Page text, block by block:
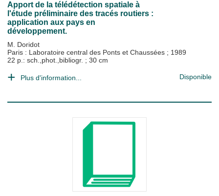
Apport de la télédétection spatiale à
l'étude préliminaire des tracés routiers :
application aux pays en
développement.
M. Doridot
Paris : Laboratoire central des Ponts et Chaussées ; 1989
22 p.: sch.,phot.,bibliogr. ; 30 cm
Plus d'information... Disponible